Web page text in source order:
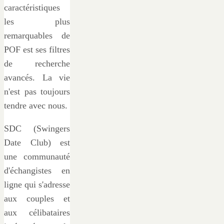
caractéristiques
les plus
remarquables de
POF est ses filtres
de recherche
avancés. La vie
n'est pas toujours
tendre avec nous.
SDC (Swingers
Date Club) est
une communauté
d'échangistes en
ligne qui s'adresse
aux couples et
aux célibataires